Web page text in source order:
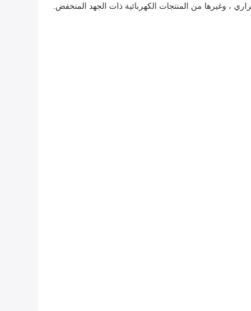
، وغيرها من المنتجات الكهربائية ذات الجهد المنخفض.